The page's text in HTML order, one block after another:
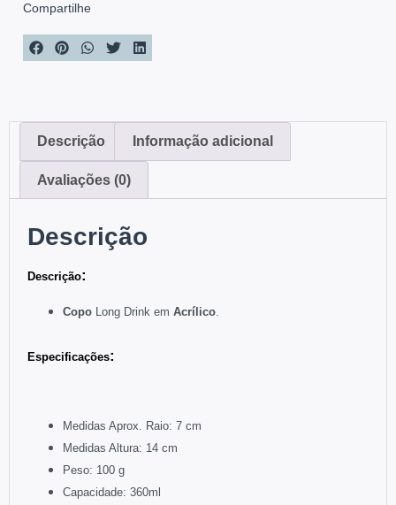
Compartilhe
Descrição Informação adicional
Avaliações (0)
Descrição
Descrição:
Copo Long Drink em Acrílico
Especificações:
Medidas Aprox. Raio: 7 cm
Medidas Altura: 14 cm
Peso: 100 g
Capacidade: 360ml